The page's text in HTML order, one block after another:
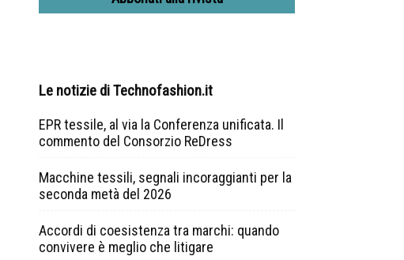
Le notizie di Technofashion.it
EPR tessile, al via la Conferenza unificata. Il
commento del Consorzio ReDress
Macchine tessili, segnali incoraggianti per la
seconda metà del 2026
Accordi di coesistenza tra marchi: quando
convivere è meglio che litigare